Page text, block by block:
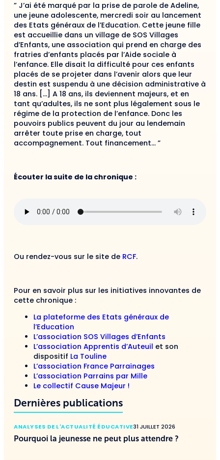
” J’ai été marqué par la prise de parole de Adeline,
une jeune adolescente, mercredi soir au lancement
des Etats généraux de l’Education. Cette jeune fille
est accueillie dans un village de SOS Villages
d’Enfants, une association qui prend en charge des
fratries d’enfants placés par l’Aide sociale à
l’enfance. Elle disait la difficulté pour ces enfants
placés de se projeter dans l’avenir alors que leur
destin est suspendu à une décision administrative à
18 ans. […] A 18 ans, ils deviennent majeurs, et en
tant qu’adultes, ils ne sont plus légalement sous le
régime de la protection de l’enfance. Donc les
pouvoirs publics peuvent du jour au lendemain
arrêter toute prise en charge, tout
accompagnement. Tout financement… ”
Écouter la suite de la chronique :
Ou rendez-vous sur le site de RCF.
Pour en savoir plus sur les initiatives innovantes de
cette chronique :
La plateforme des Etats généraux de
l’Education
L’association SOS Villages d’Enfants
L’association Apprentis d’Auteuil et son
dispositif La Touline
L’association France Parrainages
L’association Parrains par Mille
Le collectif Cause Majeur !
Dernières publications
ANALYSES DE L'ACTUALITÉ ÉDUCATIVE31 JUILLET 2026
Pourquoi la jeunesse ne peut plus attendre ?